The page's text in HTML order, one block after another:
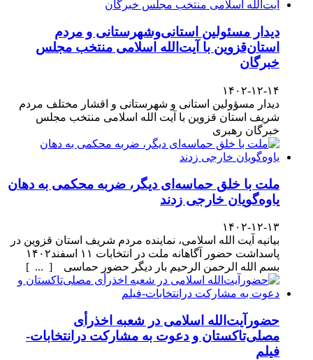
دیدار مسئولین استانی‌وشهرستانی و مردم‌
استان‌قزوین با آیت‌الله‌ اسلامی منتخب مجلس‌
خبرگان
۱۴۰۲-۱۲-۱۴
دیدار مسؤولین استانی و شهرستانی و اقشار مختلف مردم
شریف استان قزوین با آیت الله اسلامی منتخب مجلس
خبرگان رهبری
ملت با خلق حماسه‌ای دیگر، ضربه محکمی به دهان
یاوه‌گویان خارجی زدند
۱۴۰۲-۱۲-۱۳
بیانیه آیت الله اسلامی، نماینده مردم شریف استان قزوین در
پاسداشت حضور آگاهانه ملت در انتخابات ۱۱ اسفند۱۴۰۲
بسم الله الرحمن الرحیم بار دیگر حضور حماسی [ ... ]
حضورآیت‌الله اسلامی در شعبه اخذرأی
مصلی‌تاکستان و دعوت به مشارکت درانتخابات-
فیلم